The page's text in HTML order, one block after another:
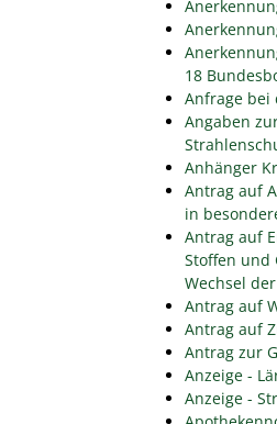
18
Anfrage bei
Angaben
Anhänger
Antrag auf
in
Antrag auf
Stoffen und
Wechsel
Antrag auf
Antrag auf
Antrag zur
Anzeige -
Anzeige -